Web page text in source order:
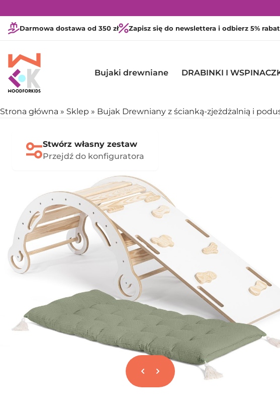
Darmowa dostawa od 350 zł Zapisz się do newslettera i odbierz 5%
Bujaki drewniane DRABINKI I
Strona główna » Sklep » Bujak Drewniany z ścianką-zjeżdżalnią i
Stwórz własny zestaw
Przejdź do konfiguratora